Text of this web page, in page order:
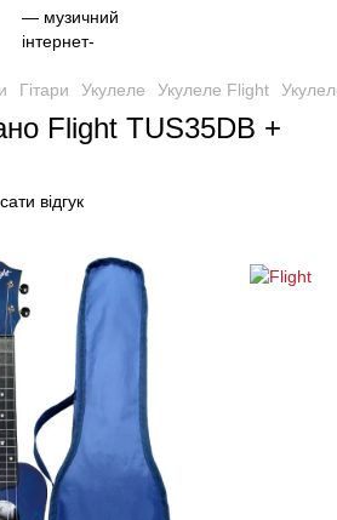
Гітари Укулеле Укулеле Flight
Flight TUS35DB +
відгук